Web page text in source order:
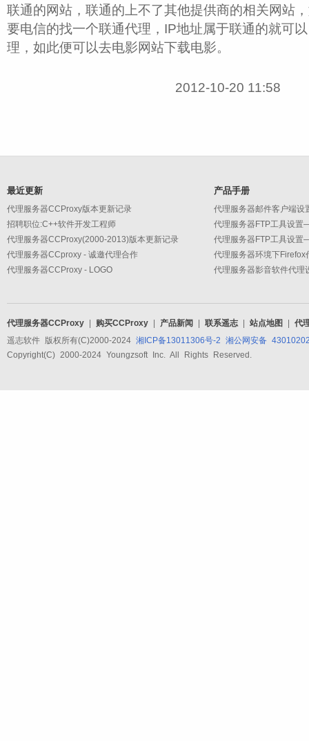
联通的网站，联通的上不了其他提供商的相关网站
要电信的找一个联通代理，IP地址属于联通的就可
理，如此便可以去电影网站下载电影。
2012-10-20 11:58
最近更新
代理服务器CCProxy版本更新记录
招聘职位:C++软件开发工程师
代理服务器CCProxy(2000-2013)版本更新记录
代理服务器CCproxy - 诚邀代理合作
代理服务器CCProxy - LOGO
产品手册
代理服务器环境下Firefox
代理服务器CCProxy 购买CCProxy 产品新闻 联系遥志 站点地图
代
遥志软件 版权所有(C)2000-2024 湘ICP备13011306号-2 湘公网安备
Copyright(C) 2000-2024 Youngzsoft Inc. All Rights Reserved.